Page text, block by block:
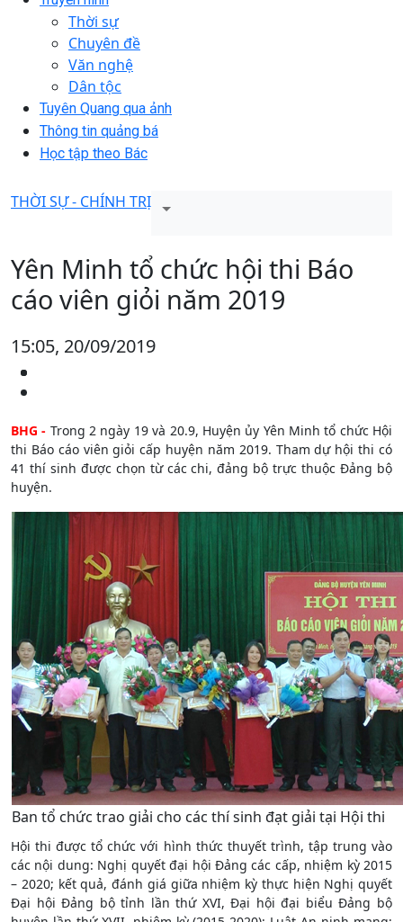
Thời sự
Chuyên đề
Văn nghệ
Dân tộc
Tuyên Quang qua ảnh
Thông tin quảng bá
Học tập theo Bác
THỜI SỰ - CHÍNH TRỊ
Yên Minh tổ chức hội thi Báo
cáo viên giỏi năm 2019
15:05, 20/09/2019
BHG - Trong 2 ngày 19 và 20.9, Huyện ủy Yên Minh tổ chức Hội
thi Báo cáo viên giỏi cấp huyện năm 2019. Tham dự hội thi có
41 thí sinh được chọn từ các chi, đảng bộ trực thuộc Đảng bộ
huyện.
Ban tổ chức trao giải cho các thí sinh đạt giải tại Hội thi
Hội thi được tổ chức với hình thức thuyết trình, tập trung vào
các nội dung: Nghị quyết đại hội Đảng các cấp, nhiệm kỳ 2015
– 2020; kết quả, đánh giá giữa nhiệm kỳ thực hiện Nghị quyết
Đại hội Đảng bộ tỉnh lần thứ XVI, Đại hội đại biểu Đảng bộ